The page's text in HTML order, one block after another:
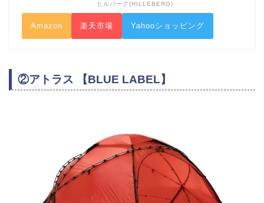
ヒルバーグ(HILLEBERG)
Amazon 楽天市場 Yahooショッピング
②アトラス 【BLUE LABEL】